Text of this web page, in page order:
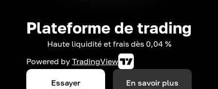
Plateforme de trading
Haute liquidité et frais dès 0,04 %
Powered by TradingView
Essayer En savoir plus